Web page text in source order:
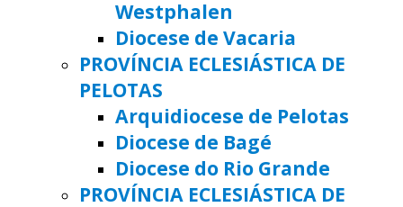
Westphalen
Diocese de Vacaria
PROVÍNCIA ECLESIÁSTICA DE
PELOTAS
Arquidiocese de Pelotas
Diocese de Bagé
Diocese do Rio Grande
PROVÍNCIA ECLESIÁSTICA DE